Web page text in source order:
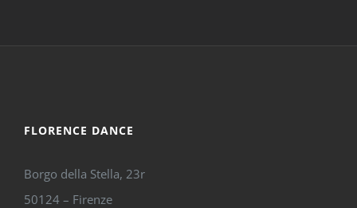
FLORENCE DANCE
Borgo della Stella, 23r
50124 – Firenze